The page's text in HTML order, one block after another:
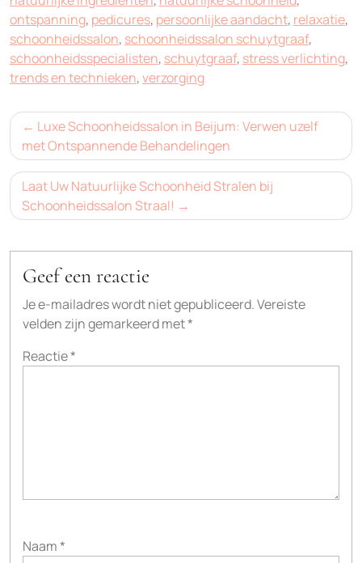
ontspanning, pedicures, persoonlijke aandacht, relaxatie,
schoonheidssalon, schoonheidssalon schuytgraaf,
schoonheidsspecialisten, schuytgraaf, stress verlichting,
trends en technieken,verzorging
Bericht
navigatie
Luxe Schoonheidssalon in Beijum: Verwen uzelf
met Ontspannende Behandelingen
Laat Uw Natuurlijke Schoonheid Stralen bij
Schoonheidssalon Straal!
Geef een reactie
Je e-mailadres wordt niet gepubliceerd.Vereiste
velden zijn gemarkeerd met*
Reactie*
Naam*